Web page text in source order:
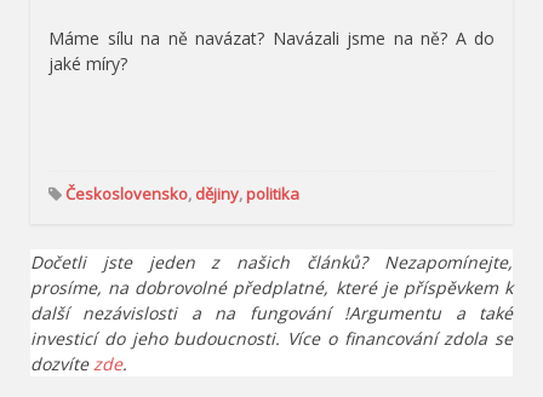
Máme sílu na ně navázat? Navázali jsme na ně? A do
jaké míry?
Československo, dějiny,politika
Dočetli jste jeden z našich článků? Nezapomínejte,
prosíme, na dobrovolné předplatné, které je příspěvkem k
další nezávislosti a na fungování !Argumentu a také
investicí do jeho budoucnosti. Více o financování zdola se
dozvíte zde.